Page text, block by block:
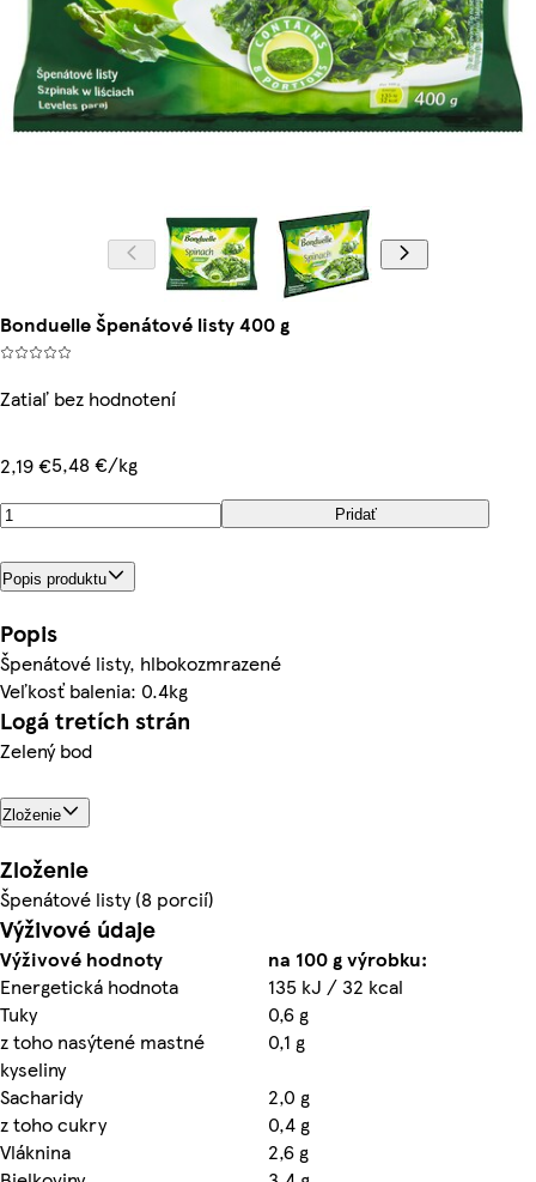
Bonduelle Špenátové listy 400 g
Zatiaľ bez hodnotení
2,19 €5,48 €/kg
Pridať
Popis produktu
Popis
Špenátové listy, hlbokozmrazené
Veľkosť balenia: 0.4kg
Logá tretích strán
Zelený bod
Zloženie
Zloženie
Špenátové listy (8 porcií)
Výživové údaje
Výživové hodnoty
na 100 g výrobku:
Energetická hodnota
135 kJ / 32 kcal
Tuky
0,6 g
z toho nasýtené mastné
kyseliny
0,1 g
Sacharidy
2,0 g
z toho cukry
0,4 g
Vláknina
2,6 g